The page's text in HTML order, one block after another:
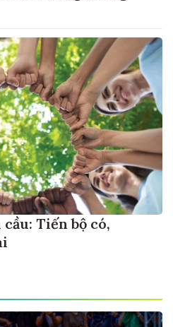
Tiến bộ có,